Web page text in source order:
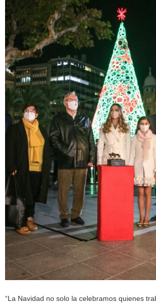
“La Navidad no solo la celebramos quienes